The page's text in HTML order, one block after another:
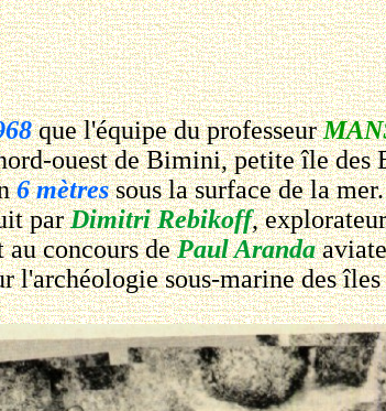
que l'équipe du professeur
ouest de Bimini, petite île des
6 mètressous la surface de la
parDimitri Rebikoff,
au concours dePaul Aranda
l'archéologie sous-marine des